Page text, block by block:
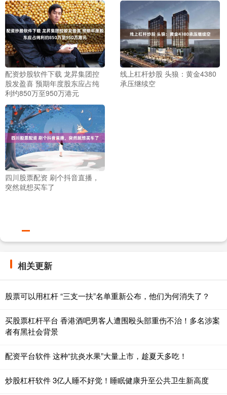
配资炒股软件下载 龙昇集团控
股发盈喜 预期年度股东应占纯
利约850万至950万港元
线上杠杆炒股 头狼：黄金4380
承压继续空
四川股票配资 刷个抖音直播，
突然就想买车了
相关更新
股票可以用杠杆 “三支一扶”名单重新公布，他们为何消失了？
买股票杠杆平台 香港酒吧男客人遭围殴头部重伤不治！多名涉案
者有黑社会背景
配资平台软件 这种“抗炎水果”大量上市，趁夏天多吃！
炒股杠杆软件 3亿人睡不好觉！睡眠健康升至公共卫生新高度